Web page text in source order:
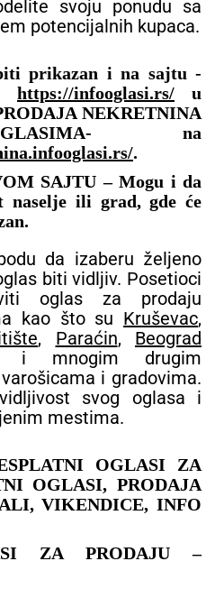
svoju ponudu sa
potencijalnih kupaca.
prikazan i na sajtu -
https://infooglasi.rs/ u
NEKRETNINA
na
.
SAJTU – Mogu i da
naselje ili grad, gde će
da izaberu željeno
biti vidljiv. Posetioci
oglas za prodaju
kao što su Kruševac,
, Paraćin, Beograd
i mnogim drugim
i gradovima.
svog oglasa i
mestima.
OGLASI ZA
OGLASI, PRODAJA
VIKENDICE, INFO
ZA PRODAJU –